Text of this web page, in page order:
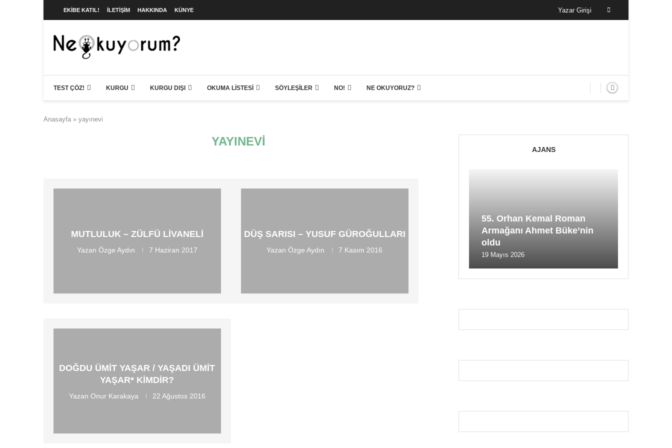
EKIBE KATIL! İLETIŞIM HAKKINDA KÜNYE Yazar Girişi
TEST ÇÖZ! KURGU KURGU DIŞI OKUMA LISTESI SÖYLEŞILER NO! NE OKUYORUZ?
Anasayfa » yayınevi
YAYINEVI
MUTLULUK – ZÜLFÜ LIVANELI
Yazan Özge Aydın 7 Haziran 2017
DÜŞ SARISI – YUSUF GÜROĞULLARI
YazanÖzge Aydın 7 Kasım 2016
DOĞDU ÜMIT YAŞAR / YAŞADI ÜMIT
YAŞAR* KIMDIR?
Yazan Onur Karakaya 22 Ağustos 2016
AJANS
55. Orhan Kemal Roman
Armağanı Ahmet Büke’nin
oldu
19 Mayıs 2026